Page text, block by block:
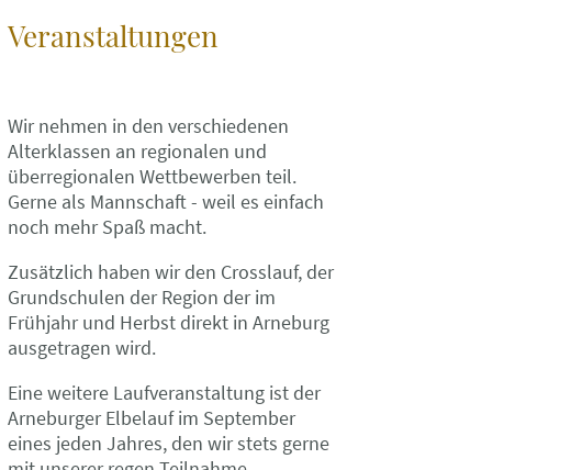
Veranstaltungen
Wir nehmen in den verschiedenen
Alterklassen an regionalen und
überregionalen Wettbewerben teil.
Gerne als Mannschaft - weil es einfach
noch mehr Spaß macht.
Zusätzlich haben wir den Crosslauf, der
Grundschulen der Region der im
Frühjahr und Herbst direkt in Arneburg
ausgetragen wird.
Eine weitere Laufveranstaltung ist der
Arneburger Elbelauf im September
eines jeden Jahres, den wir stets gerne